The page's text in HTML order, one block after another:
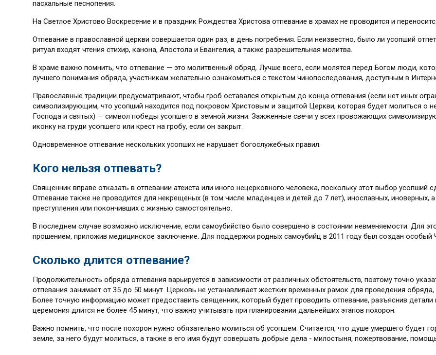
пасхальные песнопения.
На Светлое Христово Воскресение и в праздник Рождества Христова отпевание в храмах не проводится и
Отпевание в православной церкви совершается один раз, в день погребения. Если неизвестно, было ли усопший
ритуал входят чтения стихир, канона, Апостола и Евангелия, а также разрешительная молитва.
В храме важно помнить, что отпевание — это молитвенный обряд. Лучше всего, если молятся перед Богом люди,
лучшего понимания обряда, участникам желательно ознакомиться с текстом чинопоследования, доступным в
Православные традиции предусматривают, чтобы гроб оставался открытым до конца отпевания (если нет иных
символизирующим, что усопший находится под покровом Христовым и защитой Церкви, которая будет молиться о
Господа и святых) — символ победы усопшего в земной жизни. Зажженные свечи у всех провожающих
иконку на груди усопшего или крест на гробу, если он закрыт.
Одновременное отпевание нескольких усопших не нарушает богослужебных правил.
Кого нельзя отпевать?
Священник вправе отказать в отпевании атеиста или иного нецерковного человека, поскольку этот выбор усопший
Отпевание также не проводится для некрещеных (в том числе младенцев и детей до 7 лет), инославных,
преступления или покончивших с жизнью самостоятельно.
В последнем случае возможно исключение, если самоубийство было совершено в состоянии невменяемости. Для
прошением, приложив медицинское заключение. Для поддержки родных самоубийц в 2011 году был создан особый
Сколько длится отпевание?
Продолжительность обряда отпевания варьируется в зависимости от различных обстоятельств, поэтому точно
отпевания занимает от 35 до 50 минут. Церковь не устанавливает жестких временных рамок для проведения
Более точную информацию может предоставить священник, который будет проводить отпевание, разъяснив детали
церемония длится не более 45 минут, что важно учитывать при планировании дальнейших этапов похорон.
Важно помнить, что после похорон нужно обязательно молиться об усопшем. Считается, что душе умершего будет
земле, за него будут молиться, а также в его имя будут совершать добрые дела - милостыня, пожертвование,